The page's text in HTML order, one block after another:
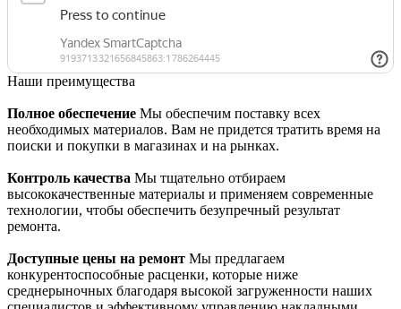
Наши преимущества
Полное обеспечение Мы обеспечим поставку всех
необходимых материалов. Вам не придется тратить время на
поиски и покупки в магазинах и на рынках.
Контроль качества Мы тщательно отбираем
высококачественные материалы и применяем современные
технологии, чтобы обеспечить безупречный результат
ремонта.
Доступные цены на ремонт Мы предлагаем
конкурентоспособные расценки, которые ниже
среднерыночных благодаря высокой загруженности наших